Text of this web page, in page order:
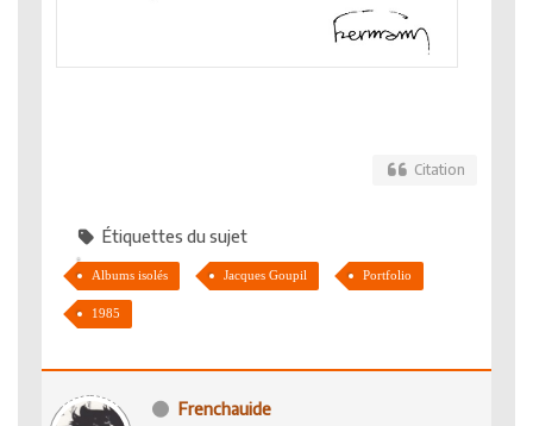
Citation
Étiquettes du sujet
Albums isolés Jacques Goupil Portfolio
1985
Frenchauide